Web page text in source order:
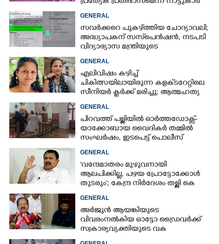
GENERAL
സവർക്കറെ പുകഴ്ത്തിയ ചോദ്യാവലി;
അദ്ധ്യാപകന് സസ്‌പെൻഷൻ, നടപടി
വിദ്യാഭ്യാസ മന്ത്രിയുടെ
GENERAL
എലിവിഷം കഴിച്ച്
ചികിത്സയിലായിരുന്ന കളക്‌ടറേറ്റിലെ
സീനിയർ ക്ലർക്ക് മരിച്ചു; ആത്മഹത്യ
സംശയം
GENERAL
പിറവത്ത് പള്ളിയിൽ ഓർത്തഡോക്സ്-
യാക്കോബായ വൈദികർ തമ്മിൽ
സംഘർഷം, ഇടപെട്ട് പൊലീസ്
GENERAL
'വന്ദേമാതരം മുഴുവനായി
ആലപിക്കില്ല, പഴയ പ്രോട്ടോക്കോൾ
തുടരും'; കേന്ദ്ര നിർദേശം തള്ളി കെ
GENERAL
അർജുൻ ആയങ്കിയുടെ
വിവരംനൽകിയ ഓട്ടോ ഡ്രൈവർക്ക്
സ്വകാര്യവ്യക്തിയുടെ വക